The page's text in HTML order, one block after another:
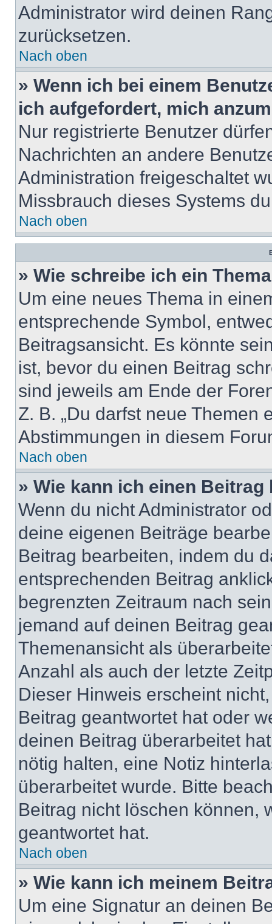
Administrator wird deinen
zurücksetzen.
Nach oben
» Wenn ich bei einem
ich aufgefordert, mich
Nur registrierte Benutzer
Nachrichten an andere
Administration freigeschaltet
Missbrauch dieses Systems
Nach oben
» Wie schreibe ich ein
Um eine neues Thema in
entsprechende Symbol,
Beitragsansicht. Es könnte
ist, bevor du einen Beitrag
sind jeweils am Ende der
Z. B. „Du darfst neue Themen
Abstimmungen in diesem
Nach oben
» Wie kann ich einen
Wenn du nicht Administrator
deine eigenen Beiträge
Beitrag bearbeiten, indem du
entsprechenden Beitrag
begrenzten Zeitraum nach
jemand auf deinen Beitrag
Themenansicht als
Anzahl als auch der letzte
Dieser Hinweis erscheint
Beitrag geantwortet hat oder
deinen Beitrag überarbeitet
nötig halten, eine Notiz
überarbeitet wurde. Bitte
Beitrag nicht löschen können,
geantwortet hat.
Nach oben
» Wie kann ich meinem
Um eine Signatur an deinen